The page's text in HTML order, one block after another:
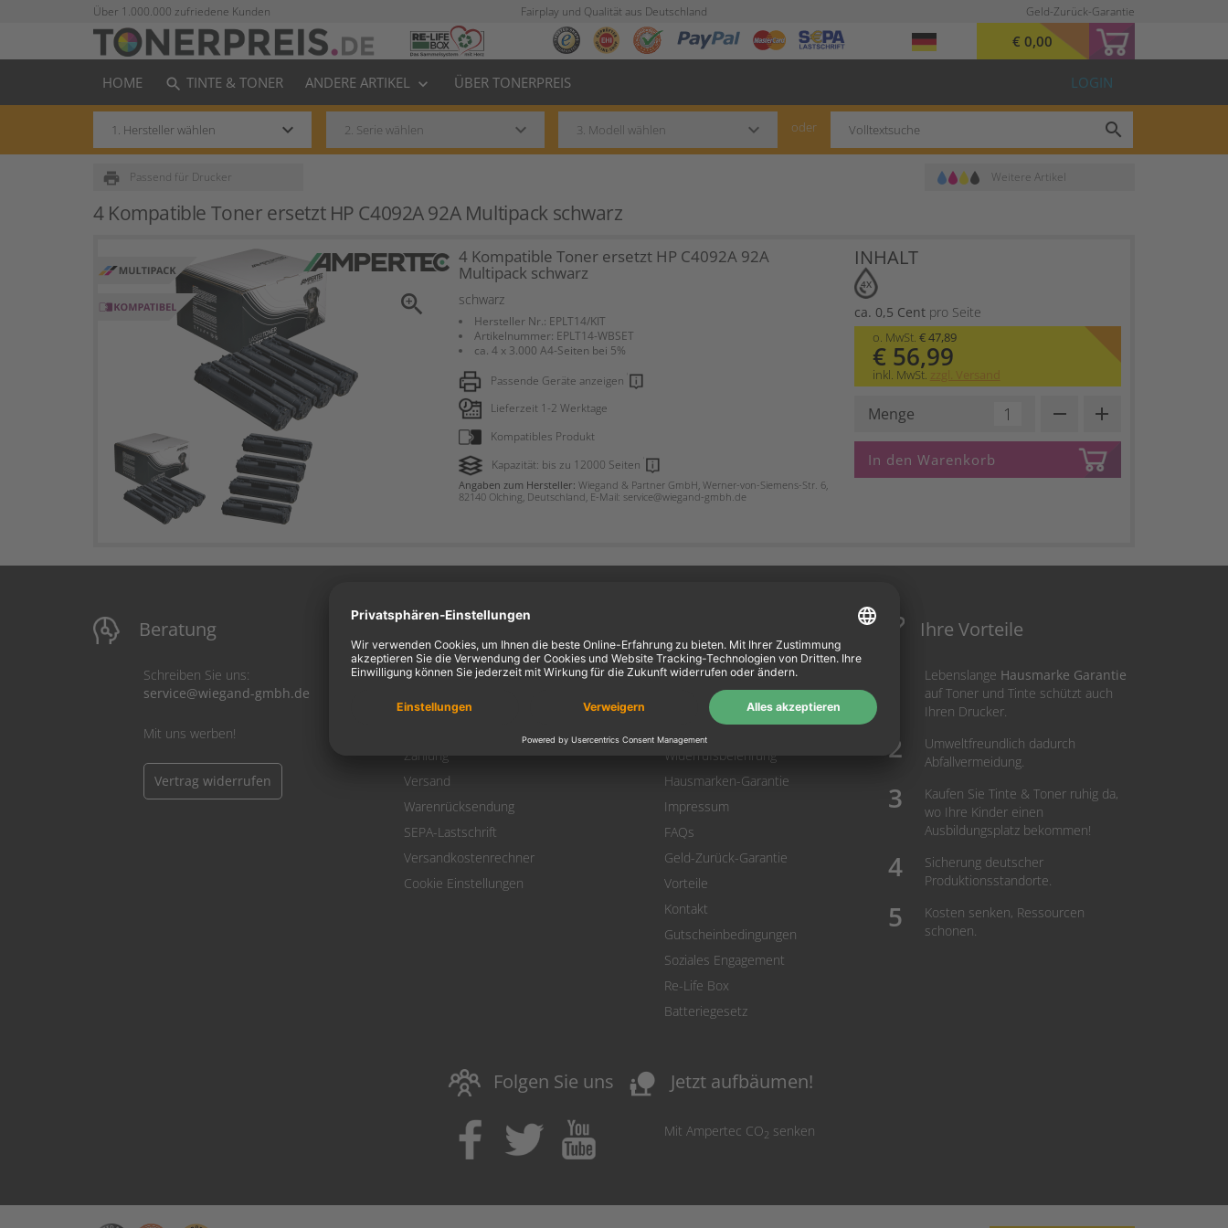
Über 1.000.000 zufriedene Kunden Fairplay und Qualität aus Deutschland Geld-Zurück-Garantie
€ 0,00
HOME search TINTE & TONER ANDERE ARTIKEL keyboard_arrow_down ÜBER TONERPREIS LOGIN
keyboard_arrow_down keyboard_arrow_down keyboard_arrow_down oder search
Passend für Drucker
print Weitere Artikel
4 Kompatible Toner ersetzt HP C4092A 92A Multipack schwarz
zoom_in
4 Kompatible Toner ersetzt HP C4092A 92A
Multipack schwarz
schwarz
Hersteller Nr.: EPLT14/KIT
Artikelnummer: EPLT14-WBSET
ca. 4 x 3.000 A4-Seiten bei 5%
Passende Geräte anzeigen
Lieferzeit 1-2 Werktage
Kompatibles Produkt
Kapazität: bis zu 12000 Seiten
Angaben zum Hersteller: Wiegand & Partner GmbH, Werner-von-Siemens-Str. 6,
82140 Olching, Deutschland, E-Mail: service@wiegand-gmbh.de
INHALT
4X
ca. 0,5 Centpro Seite
o. MwSt. € 47,89
€ 56,99
inkl. MwSt. zzgl. Versand
Menge remove add
In den Warenkorb
Beratung
Schreiben Sie uns:
service@wiegand-gmbh.de
Mit uns werben!
Vertrag widerrufen
Mein Konto
Login
Zahlung
Versand
Warenrücksendung
SEPA-Lastschrift
Versandkostenrechner
Cookie Einstellungen
Über uns
Datenschutz
Widerrufsbelehrung
Hausmarken-Garantie
Impressum
FAQs
Geld-Zurück-Garantie
Vorteile
Kontakt
Gutscheinbedingungen
Soziales Engagement
Re-Life Box
Batteriegesetz
Ihre Vorteile
Lebenslange Hausmarke Garantie
auf Toner und Tinte schützt auch
Ihren Drucker.
Umweltfreundlich dadurch
Abfallvermeidung.
Kaufen Sie Tinte & Toner ruhig da,
wo Ihre Kinder einen
Ausbildungsplatz bekommen!
Sicherung deutscher
Produktionsstandorte.
Kosten senken, Ressourcen
schonen.
Folgen Sie uns nature_people Jetzt aufbäumen!
Mit Ampertec CO2 senken